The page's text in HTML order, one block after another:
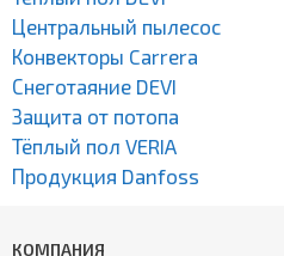
Центральный пылесос
Конвекторы Carrera
Снеготаяние DEVI
Защита от потопа
Тёплый пол VERIA
Продукция Danfoss
КОМПАНИЯ